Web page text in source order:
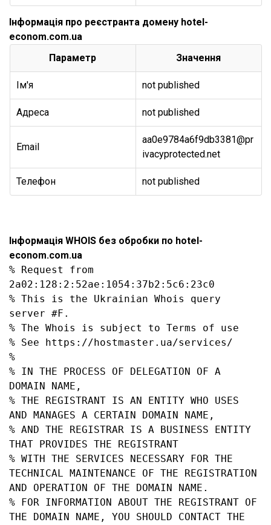
Інформація про реєстранта домену hotel-
econom.com.ua
Параметр
Значення
Ім'я not published
Адреса not published
Email
aa0e9784a6f9db3381@pr
ivacyprotected.net
Телефон not published
Інформація WHOIS без обробки по hotel-
econom.com.ua
% Request from
2a02:128:2:52ae:1054:37b2:5c6:23c0
% This is the Ukrainian Whois query
server #F.
% The Whois is subject to Terms of use
% See https://hostmaster.ua/services/
%
% IN THE PROCESS OF DELEGATION OF A
DOMAIN NAME,
% THE REGISTRANT IS AN ENTITY WHO USES
AND MANAGES A CERTAIN DOMAIN NAME,
% AND THE REGISTRAR IS A BUSINESS ENTITY
THAT PROVIDES THE REGISTRANT
% WITH THE SERVICES NECESSARY FOR THE
TECHNICAL MAINTENANCE OF THE REGISTRATION
AND OPERATION OF THE DOMAIN NAME.
% FOR INFORMATION ABOUT THE REGISTRANT OF
THE DOMAIN NAME, YOU SHOULD CONTACT THE